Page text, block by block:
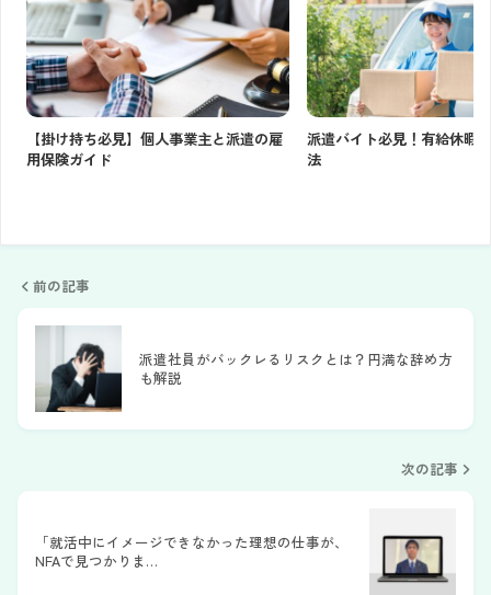
【掛け持ち必見】個人事業主と派遣の雇
用保険ガイド
派遣バイト必見！有給休暇
法
前の記事
派遣社員がバックレるリスクとは？円満な辞め方
も解説
次の記事
「就活中にイメージできなかった理想の仕事が、
NFAで見つかりま…